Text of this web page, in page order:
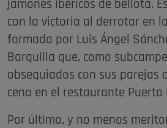
jamones ibéricos de bellota.
con la victoria al derrotar en
formada por Luis Ángel
Barquilla que, como
obsequiados con sus parejas
cena en el restaurante Puerta
Por último, y no menos